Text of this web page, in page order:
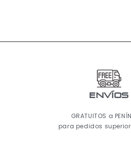
ENVÍOS
GRATUITOS a
para pedidos